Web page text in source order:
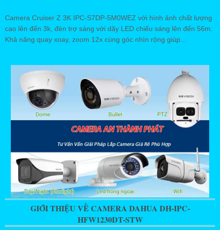
Camera Cruiser Z 3K IPC-S7DP-5M0WEZ với hình ảnh chất lượng
cao lên đến 3k, đèn trợ sáng với dãy LED chiếu sáng lên đến 56m.
Khả năng quay xoay, zoom 12x cùng góc nhìn rộng giúp...
GIỚI THIỆU VỀ CAMERA DAHUA DH-IPC-
HFW1230DT-STW